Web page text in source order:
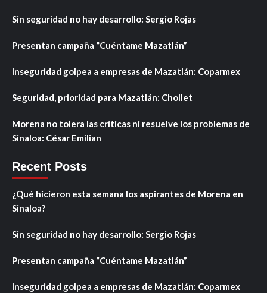
Sin seguridad no hay desarrollo: Sergio Rojas
Presentan campaña “Cuéntame Mazatlán”
Inseguridad golpea a empresas de Mazatlán: Coparmex
Seguridad, prioridad para Mazatlán: Chollet
Morena no tolera las críticas ni resuelve los problemas de
Sinaloa: César Emilian
Recent Posts
¿Qué hicieron esta semana los aspirantes de Morena en
Sinaloa?
Sin seguridad no hay desarrollo: Sergio Rojas
Presentan campaña “Cuéntame Mazatlán”
Inseguridad golpea a empresas de Mazatlán: Coparmex